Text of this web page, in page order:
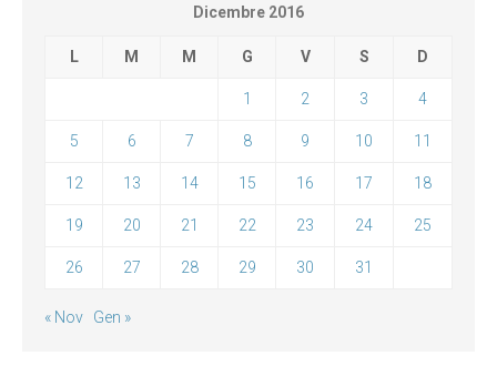
Dicembre 2016
L M M G V S D
1 2 3 4
5 6 7 8 9 10 11
12 13 14 15 16 17 18
19 20 21 22 23 24 25
26 27 28 29 30 31
« Nov Gen »